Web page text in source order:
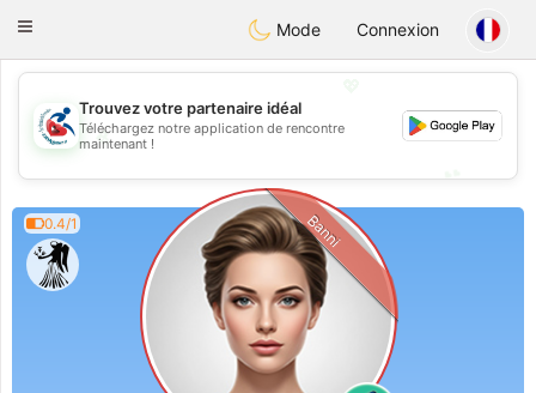
Handi Space
Toggle
Mode Connexion
💖
💕
Trouvez votre partenaire idéal
Téléchargez notre application de rencontre
maintenant !
0.4/1 Banni